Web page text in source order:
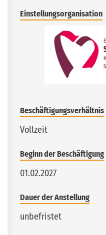
Einstellungsorganisation
Beschäftigungsverhältnis
Vollzeit
Beginn der Beschäftigung
01.02.2027
Dauer der Anstellung
unbefristet